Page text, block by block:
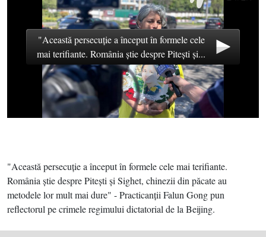
"Această persecuţie a început în formele cele
mai terifiante. România ştie despre Piteşti şi...
"Această persecuţie a început în formele cele mai terifiante.
România ştie despre Piteşti şi Sighet, chinezii din păcate au
metodele lor mult mai dure" - Practicanţii Falun Gong pun
reflectorul pe crimele regimului dictatorial de la Beijing.